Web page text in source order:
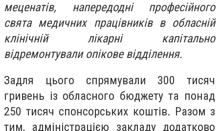
меценатів, напередодні професійного
свята медичних працівників в обласній
клінічній лікарні капітально
відремонтували опікове відділення.
Задля цього спрямували 300 тисяч
гривень із обласного бюджету та понад
250 тисяч спонсорських коштів. Разом з
тим, адміністрацією закладу додатково